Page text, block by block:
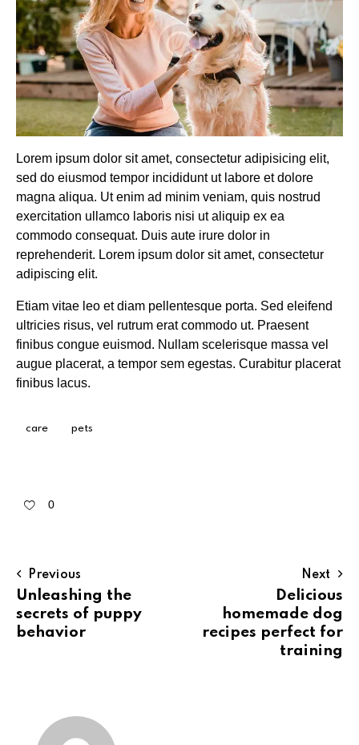
Lorem ipsum dolor sit amet, consectetur adipisicing elit,
sed do eiusmod tempor incididunt ut labore et dolore
magna aliqua. Ut enim ad minim veniam, quis nostrud
exercitation ullamco laboris nisi ut aliquip ex ea
commodo consequat. Duis aute irure dolor in
reprehenderit. Lorem ipsum dolor sit amet, consectetur
adipiscing elit.
Etiam vitae leo et diam pellentesque porta. Sed eleifend
ultricies risus, vel rutrum erat commodo ut. Praesent
finibus congue euismod. Nullam scelerisque massa vel
augue placerat, a tempor sem egestas. Curabitur placerat
finibus lacus.
care pets
0
Previous
Unleashing the
secrets of puppy
behavior
Next
Delicious
homemade dog
recipes perfect for
training